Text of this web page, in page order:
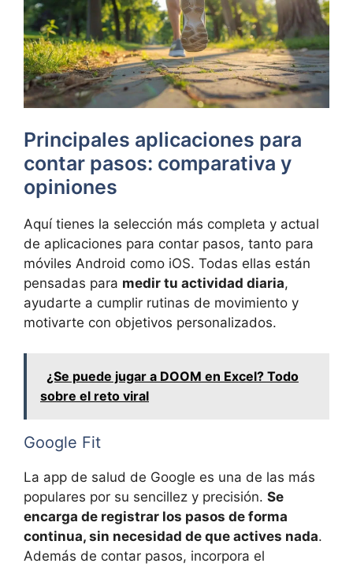
Principales aplicaciones para
contar pasos: comparativa y
opiniones
Aquí tienes la selección más completa y actual
de aplicaciones para contar pasos, tanto para
móviles Android como iOS. Todas ellas están
pensadas para medir tu actividad diaria,
ayudarte a cumplir rutinas de movimiento y
motivarte con objetivos personalizados.
¿Se puede jugar a DOOM en Excel? Todo
sobre el reto viral
Google Fit
La app de salud de Google es una de las más
populares por su sencillez y precisión. Se
encarga de registrar los pasos de forma
continua, sin necesidad de que actives nada.
Además de contar pasos, incorpora el